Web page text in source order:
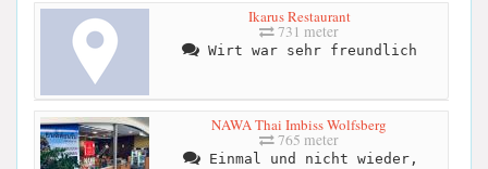
Ikarus Restaurant
731 meter
Wirt war sehr freundlich
NAWA Thai Imbiss Wolfsberg
765 meter
Einmal und nicht wieder,